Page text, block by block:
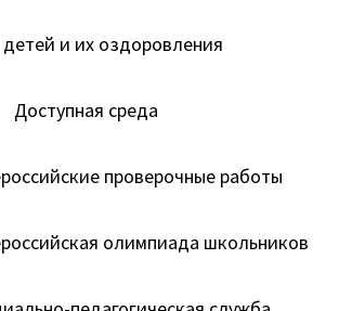
детей и их оздоровления
Доступная среда
проверочные работы
олимпиада школьников